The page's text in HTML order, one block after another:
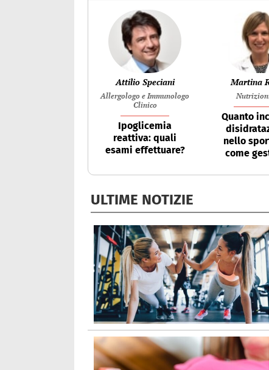
Attilio Speciani
Allergologo e Immunologo
Clinico
Ipoglicemia
reattiva: quali
esami effettuare?
Martina
Quanto
nello
come
ULTIME NOTIZIE